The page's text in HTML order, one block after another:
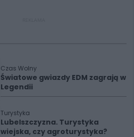
Czas Wolny
Światowe gwiazdy EDM zagrają w
Legendii
Turystyka
Lubelszczyzna. Turystyka
wiejska, czy agroturystyka?